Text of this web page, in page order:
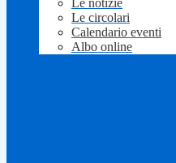
Le notizie
Le circolari
Calendario eventi
Albo online